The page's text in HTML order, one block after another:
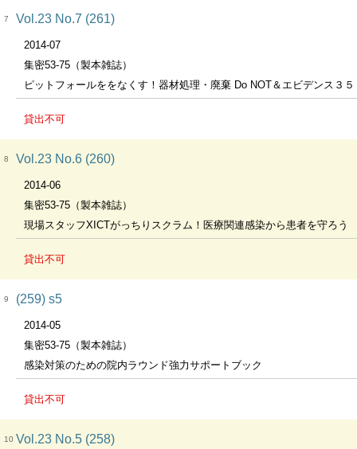
7 Vol.23 No.7 (261)
2014-07
集密53-75（製本雑誌）
ピットフォールををなくす！器材処理・廃棄 Do NOT＆エビデンス３５
貸出不可
8 Vol.23 No.6 (260)
2014-06
集密53-75（製本雑誌）
現場スタッフXICTがっちりスクラム！医療関連感染から患者を守ろう
貸出不可
9 (259) s5
2014-05
集密53-75（製本雑誌）
感染対策のための院内ラウンド強力サポートブック
貸出不可
10 Vol.23 No.5 (258)